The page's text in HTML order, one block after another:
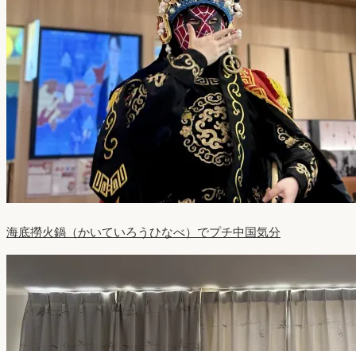
海底撈火鍋（かいていろうひなべ）でプチ中国気分